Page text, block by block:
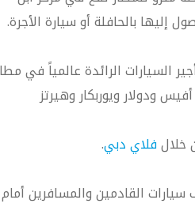
إليها بالحافلة أو سيارة الأجرة.
السيارات الرائدة عالمياً في
ودولار ويوربكار وهيرتز
خلالفلاي دبي.
لوقوف سيارات القادمين والمسافرين أمام